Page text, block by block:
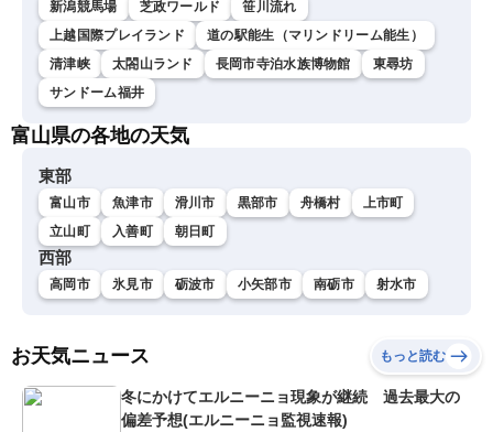
新潟競馬場 芝政ワールド
笹川流れ
上越国際プレイランド
道の駅能生（マリンドリーム能生）
清津峡
太閤山ランド 長岡市寺泊水族博物館
東尋坊
サンドーム福井
富山県の各地の天気
東部
富山市 魚津市 滑川市 黒部市 舟橋村
上市町
立山町
入善町 朝日町
西部
高岡市 氷見市 砺波市 小矢部市 南砺市 射水市
お天気ニュース もっと読む
冬にかけてエルニーニョ現象が継続 過去最大の
偏差予想(エルニーニョ監視速報)